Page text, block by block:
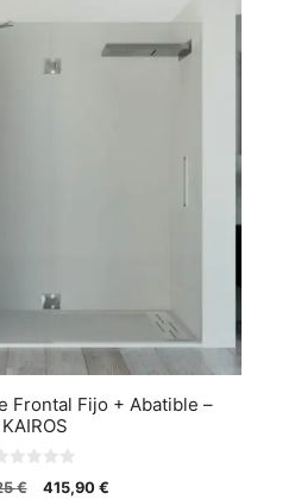
Frontal Fijo + Abatible –
KAIROS
€ 415,90 €